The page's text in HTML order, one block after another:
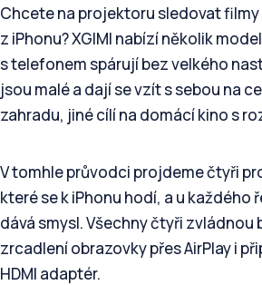
Chcete na projektoru sledovat filmy
z iPhonu? XGIMI nabízí několik
s telefonem spárují bez velkého
jsou malé a dají se vzít s sebou na
zahradu, jiné cílí na domácí kino s
V tomhle průvodci projdeme čtyři
které se k iPhonu hodí, a u každého
dává smysl. Všechny čtyři zvládnou
zrcadlení obrazovky přes AirPlay i
HDMI adaptér.